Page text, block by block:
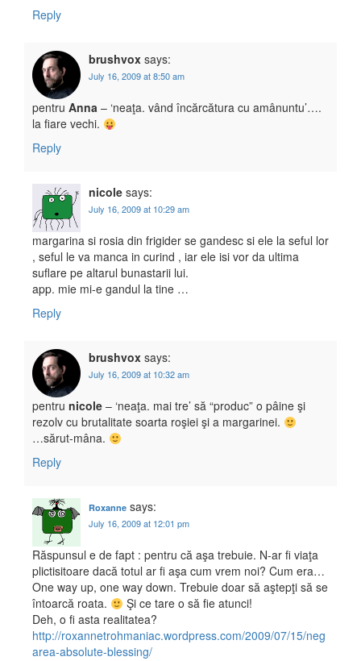
Reply
brushvox says:
July 16, 2009 at 8:50 am
pentru Anna – ‘neaţa. vând încărcătura cu amânuntu’….
la fiare vechi.
Reply
nicole says:
July 16, 2009 at 10:29 am
margarina si rosia din frigider se gandesc si ele la seful lor
, seful le va manca in curind , iar ele isi vor da ultima
suflare pe altarul bunastarii lui.
app. mie mi-e gandul la tine …
Reply
brushvox says:
July 16, 2009 at 10:32 am
pentru nicole – ‘neaţa. mai tre’ să “produc” o pâine şi
rezolv cu brutalitate soarta roşiei şi a margarinei.
…sărut-mâna.
Reply
Roxanne says:
July 16, 2009 at 12:01 pm
Răspunsul e de fapt : pentru că aşa trebuie. N-ar fi viaţa
plictisitoare dacă totul ar fi aşa cum vrem noi? Cum era…
One way up, one way down. Trebuie doar să aştepţi să se
întoarcă roata.
Şi ce tare o să fie atunci!
Deh, o fi asta realitatea?
http://roxannetrohmaniac.wordpress.com/2009/07/15/neg
area-absolute-blessing/